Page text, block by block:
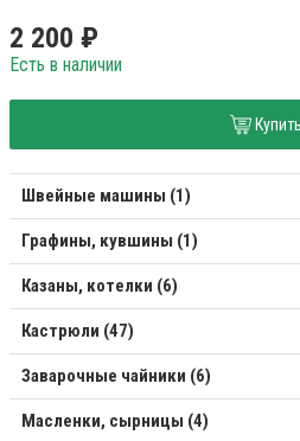
2 200 ₽
Есть в наличии
Купить
Швейные машины (1)
Графины, кувшины (1)
Казаны, котелки (6)
Кастрюли (47)
Заварочные чайники (6)
Масленки, сырницы (4)